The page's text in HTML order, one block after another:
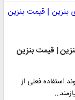
| قیمت بنزین
استفاده فعلی از